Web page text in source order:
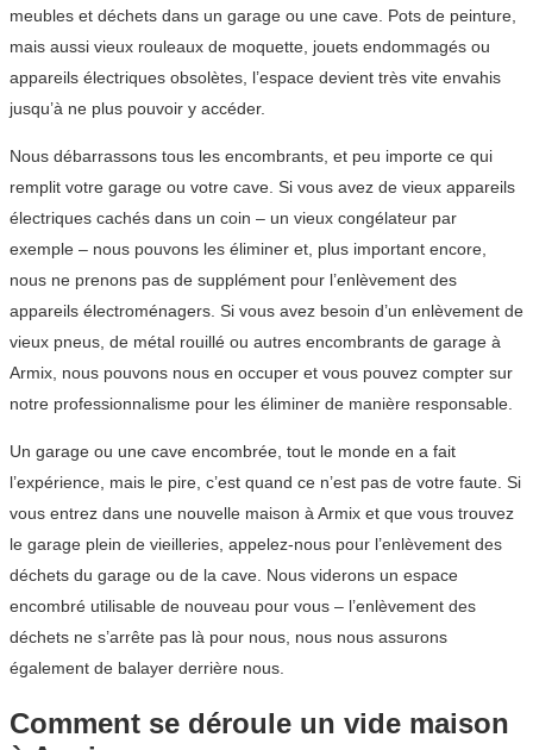
meubles et déchets dans un garage ou une cave. Pots de peinture,
mais aussi vieux rouleaux de moquette, jouets endommagés ou
appareils électriques obsolètes, l’espace devient très vite envahis
jusqu’à ne plus pouvoir y accéder.
Nous débarrassons tous les encombrants, et peu importe ce qui
remplit votre garage ou votre cave. Si vous avez de vieux appareils
électriques cachés dans un coin – un vieux congélateur par
exemple – nous pouvons les éliminer et, plus important encore,
nous ne prenons pas de supplément pour l’enlèvement des
appareils électroménagers. Si vous avez besoin d’un enlèvement de
vieux pneus, de métal rouillé ou autres encombrants de garage à
Armix, nous pouvons nous en occuper et vous pouvez compter sur
notre professionnalisme pour les éliminer de manière responsable.
Un garage ou une cave encombrée, tout le monde en a fait
l’expérience, mais le pire, c’est quand ce n’est pas de votre faute. Si
vous entrez dans une nouvelle maison à Armix et que vous trouvez
le garage plein de vieilleries, appelez-nous pour l’enlèvement des
déchets du garage ou de la cave. Nous viderons un espace
encombré utilisable de nouveau pour vous – l’enlèvement des
déchets ne s’arrête pas là pour nous, nous nous assurons
également de balayer derrière nous.
Comment se déroule un vide maison